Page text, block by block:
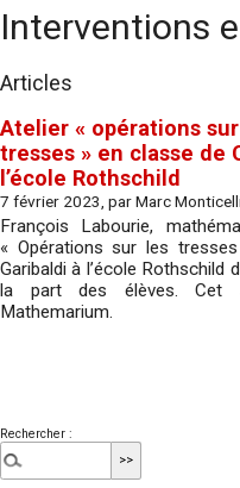
Interventions
Articles
Atelier « opérations
tresses » en classe de
l’école Rothschild
7 février 2023, par Marc
François Labourie,
« Opérations sur les
Garibaldi à l’école Rothschild
la part des élèves. Cet
Mathemarium.
Rechercher :